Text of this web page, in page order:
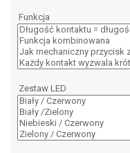
Funkcja
Zestaw LED